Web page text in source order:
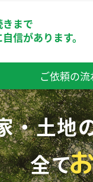
まで
信があります。
ご依頼の流
・土地
全て